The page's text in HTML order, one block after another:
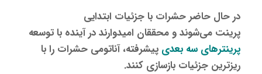
در حال حاضر حشرات با جزئیات ابتدایی
پرینت می‌شوند و محققان امیدوارند در آینده با توسعه
پرینترهای سه‌ بعدی پیشرفته، آناتومی حشرات را با
ریزترین جزئیات بازسازی کنند.